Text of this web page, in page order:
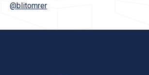
@blitomrer